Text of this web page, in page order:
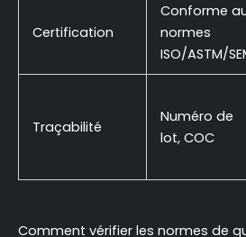
Certification
Conforme
normes
ISO/ASTM/
Traçabilité
Numéro de
lot, COC
Comment vérifier les normes de